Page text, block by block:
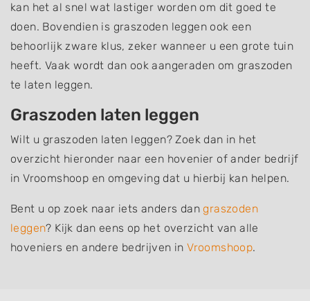
kan het al snel wat lastiger worden om dit goed te
doen. Bovendien is graszoden leggen ook een
behoorlijk zware klus, zeker wanneer u een grote tuin
heeft. Vaak wordt dan ook aangeraden om graszoden
te laten leggen.
Graszoden laten leggen
Wilt u graszoden laten leggen? Zoek dan in het
overzicht hieronder naar een hovenier of ander bedrijf
in Vroomshoop en omgeving dat u hierbij kan helpen.
Bent u op zoek naar iets anders dangraszoden
leggen? Kijk dan eens op het overzicht van alle
hoveniers en andere bedrijven inVroomshoop.